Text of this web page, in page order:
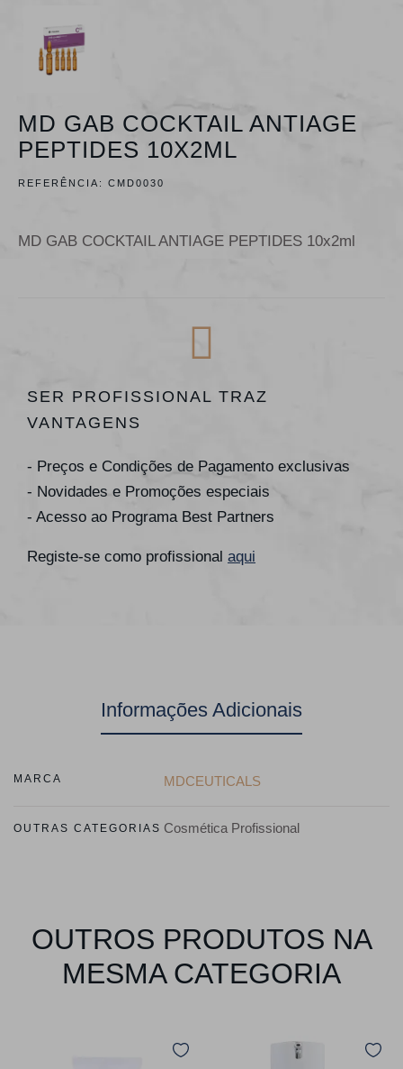
MD GAB COCKTAIL ANTIAGE
PEPTIDES 10X2ML
REFERÊNCIA: CMD0030
MD GAB COCKTAIL ANTIAGE PEPTIDES 10x2ml
SER PROFISSIONAL TRAZ
VANTAGENS
- Preços e Condições de Pagamento exclusivas
- Novidades e Promoções especiais
- Acesso ao Programa Best Partners
Registe-se como profissional aqui
Informações Adicionais
MARCA MDCEUTICALS
OUTRAS CATEGORIAS Cosmética Profissional
OUTROS PRODUTOS NA
MESMA CATEGORIA